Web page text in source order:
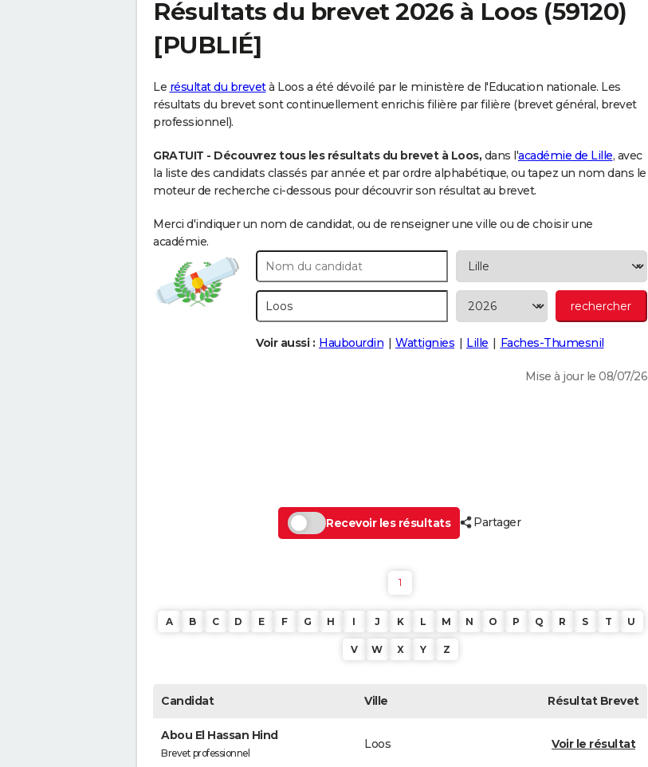
Résultats du brevet 2026 à Loos (59120)
[PUBLIÉ]
Le résultat du brevetà Loos a été dévoilé par le ministère de l'Education nationale. Les
résultats du brevet sont continuellement enrichis filière par filière (brevet général, brevet
professionnel).
GRATUIT - Découvrez tous les résultats du brevet à Loos, dans l'académie de Lille, avec
la liste des candidats classés par année et par ordre alphabétique, ou tapez un nom dans le
moteur de recherche ci-dessous pour découvrir son résultat au brevet.
Merci d'indiquer un nom de candidat, ou de renseigner une ville ou de choisir une
académie.
Voir aussi : Haubourdin Wattignies Lille Faches-Thumesnil
Mise à jour le 08/07/26
Recevoir les résultats Partager
1
A B C D E F G H I J K L M N O P Q R S T U
V W X Y Z
Candidat Ville RésultatBrevet
Abou El Hassan Hind
Brevet professionnel
Loos Voir le résultat